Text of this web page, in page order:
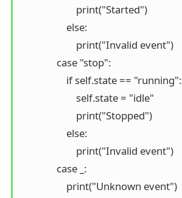
                       print("Started")
                   else:
                       print("Invalid event")
               case "stop":
                   if self.state == "running":
                       self.state = "idle"
                       print("Stopped")
                   else:
                       print("Invalid event")
               case _:
                   print("Unknown event")